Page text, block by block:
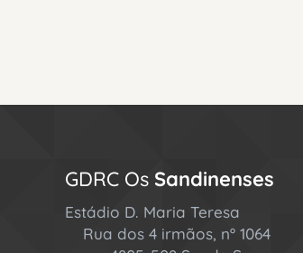
GDRC Os Sandinenses
Estádio D. Maria Teresa
Rua dos 4 irmãos, nº 1064